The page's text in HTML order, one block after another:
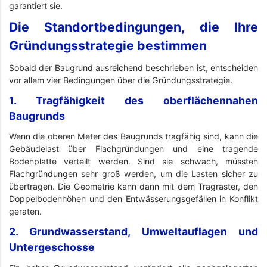
garantiert sie.
Die Standortbedingungen, die Ihre
Gründungsstrategie bestimmen
Sobald der Baugrund ausreichend beschrieben ist, entscheiden
vor allem vier Bedingungen über die Gründungsstrategie.
1. Tragfähigkeit des oberflächennahen
Baugrunds
Wenn die oberen Meter des Baugrunds tragfähig sind, kann die
Gebäudelast über Flachgründungen und eine tragende
Bodenplatte verteilt werden. Sind sie schwach, müssten
Flachgründungen sehr groß werden, um die Lasten sicher zu
übertragen. Die Geometrie kann dann mit dem Tragraster, den
Doppelbodenhöhen und den Entwässerungsgefällen in Konflikt
geraten.
2. Grundwasserstand, Umweltauflagen und
Untergeschosse